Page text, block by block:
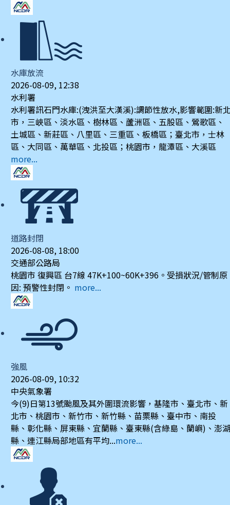
水庫放流
2026-08-09, 12:38
水利署
水利署訊石門水庫:(洩洪至大漢溪):調節性放水,影響範圍:新
市，三峽區、淡水區、樹林區、蘆洲區、五股區、鶯歌區、
土城區、新莊區、八里區、三重區、板橋區；臺北市，士林
區、大同區、萬華區、北投區；桃園市，龍潭區、大溪區
more...
道路封閉
2026-08-08, 18:00
交通部公路局
桃園市 復興區 台7線 47K+100~60K+396。受損狀況/管制原
因: 預警性封閉。 more...
強風
2026-08-09, 10:32
中央氣象署
今(9)日第13號颱風及其外圍環流影響，基隆市、臺北市、新
北市、桃園市、新竹市、新竹縣、苗栗縣、臺中市、南投
縣、彰化縣、屏東縣、宜蘭縣、臺東縣(含綠島、蘭嶼)、澎湖
縣、連江縣局部地區有平均...more...